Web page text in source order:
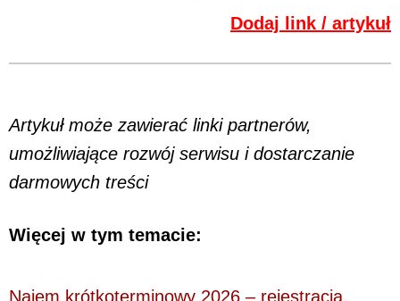
Dodaj link / artykuł
Artykuł może zawierać linki partnerów,
umożliwiające rozwój serwisu i dostarczanie
darmowych treści
Więcej w tym temacie:
Najem krótkoterminowy 2026 – rejestracja,